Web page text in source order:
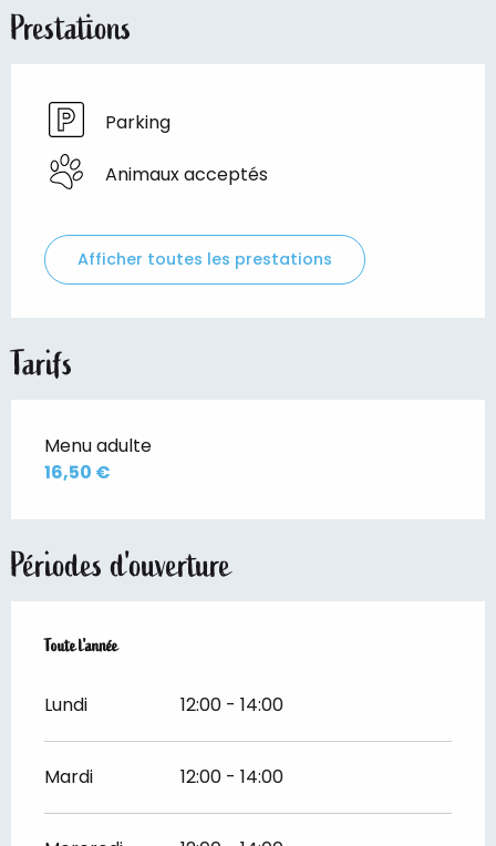
Prestations
Parking
Animaux acceptés
Afficher toutes les prestations
Tarifs
Menu adulte
16,50 €
Périodes d'ouverture
Toute l'année
Toute l'année
Lundi 12:00 - 14:00
Mardi 12:00 - 14:00